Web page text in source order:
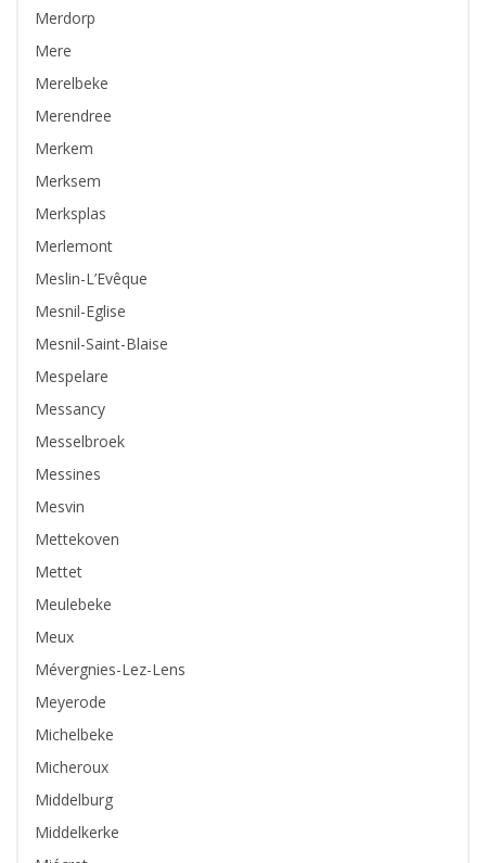
Merdorp
Mere
Merelbeke
Merendree
Merkem
Merksem
Merksplas
Merlemont
Meslin-L’Evêque
Mesnil-Eglise
Mesnil-Saint-Blaise
Mespelare
Messancy
Messelbroek
Messines
Mesvin
Mettekoven
Mettet
Meulebeke
Meux
Mévergnies-Lez-Lens
Meyerode
Michelbeke
Micheroux
Middelburg
Middelkerke